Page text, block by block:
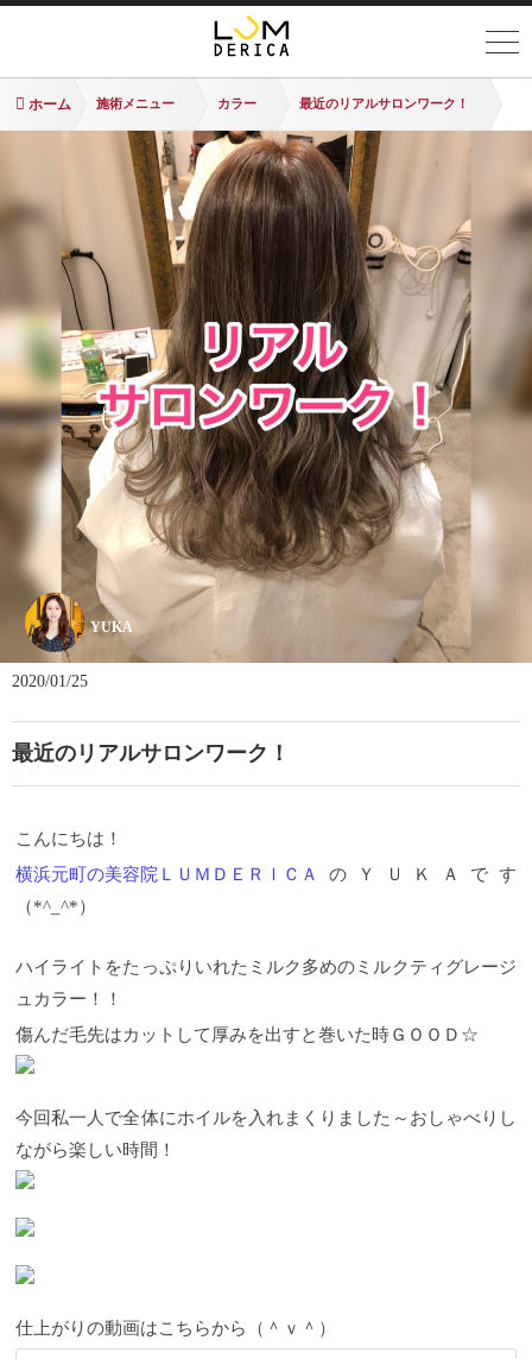
ホーム 施術メニュー カラー 最近のリアルサロンワーク！
YUKA
2020/01/25
最近のリアルサロンワーク！
こんにちは！
横浜元町の美容院ＬＵＭＤＥＲＩＣＡ
のＹＵＫＡです
（*^_^*）
ハイライトをたっぷりいれたミルク多めのミルクティグレージ
ュカラー！！
傷んだ毛先はカットして厚みを出すと巻いた時ＧＯＯＤ☆
今回私一人で全体にホイルを入れまくりました～おしゃべりし
ながら楽しい時間！
仕上がりの動画はこちらから（＾ｖ＾）